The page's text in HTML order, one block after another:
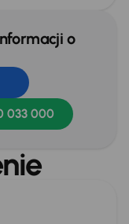
o
033 000